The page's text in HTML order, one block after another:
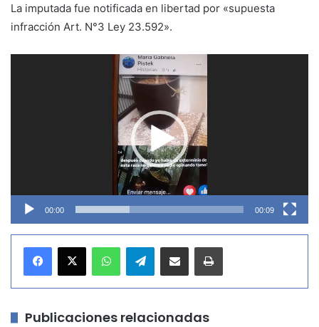
La imputada fue notificada en libertad por «supuesta
infracción Art. N°3 Ley 23.592».
00:00 00:09
Telegram
Publicaciones relacionadas